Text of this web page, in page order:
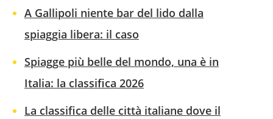
A Gallipoli niente bar del lido dalla
spiaggia libera: il caso
Spiagge più belle del mondo, una è in
Italia: la classifica 2026
La classifica delle città italiane dove il